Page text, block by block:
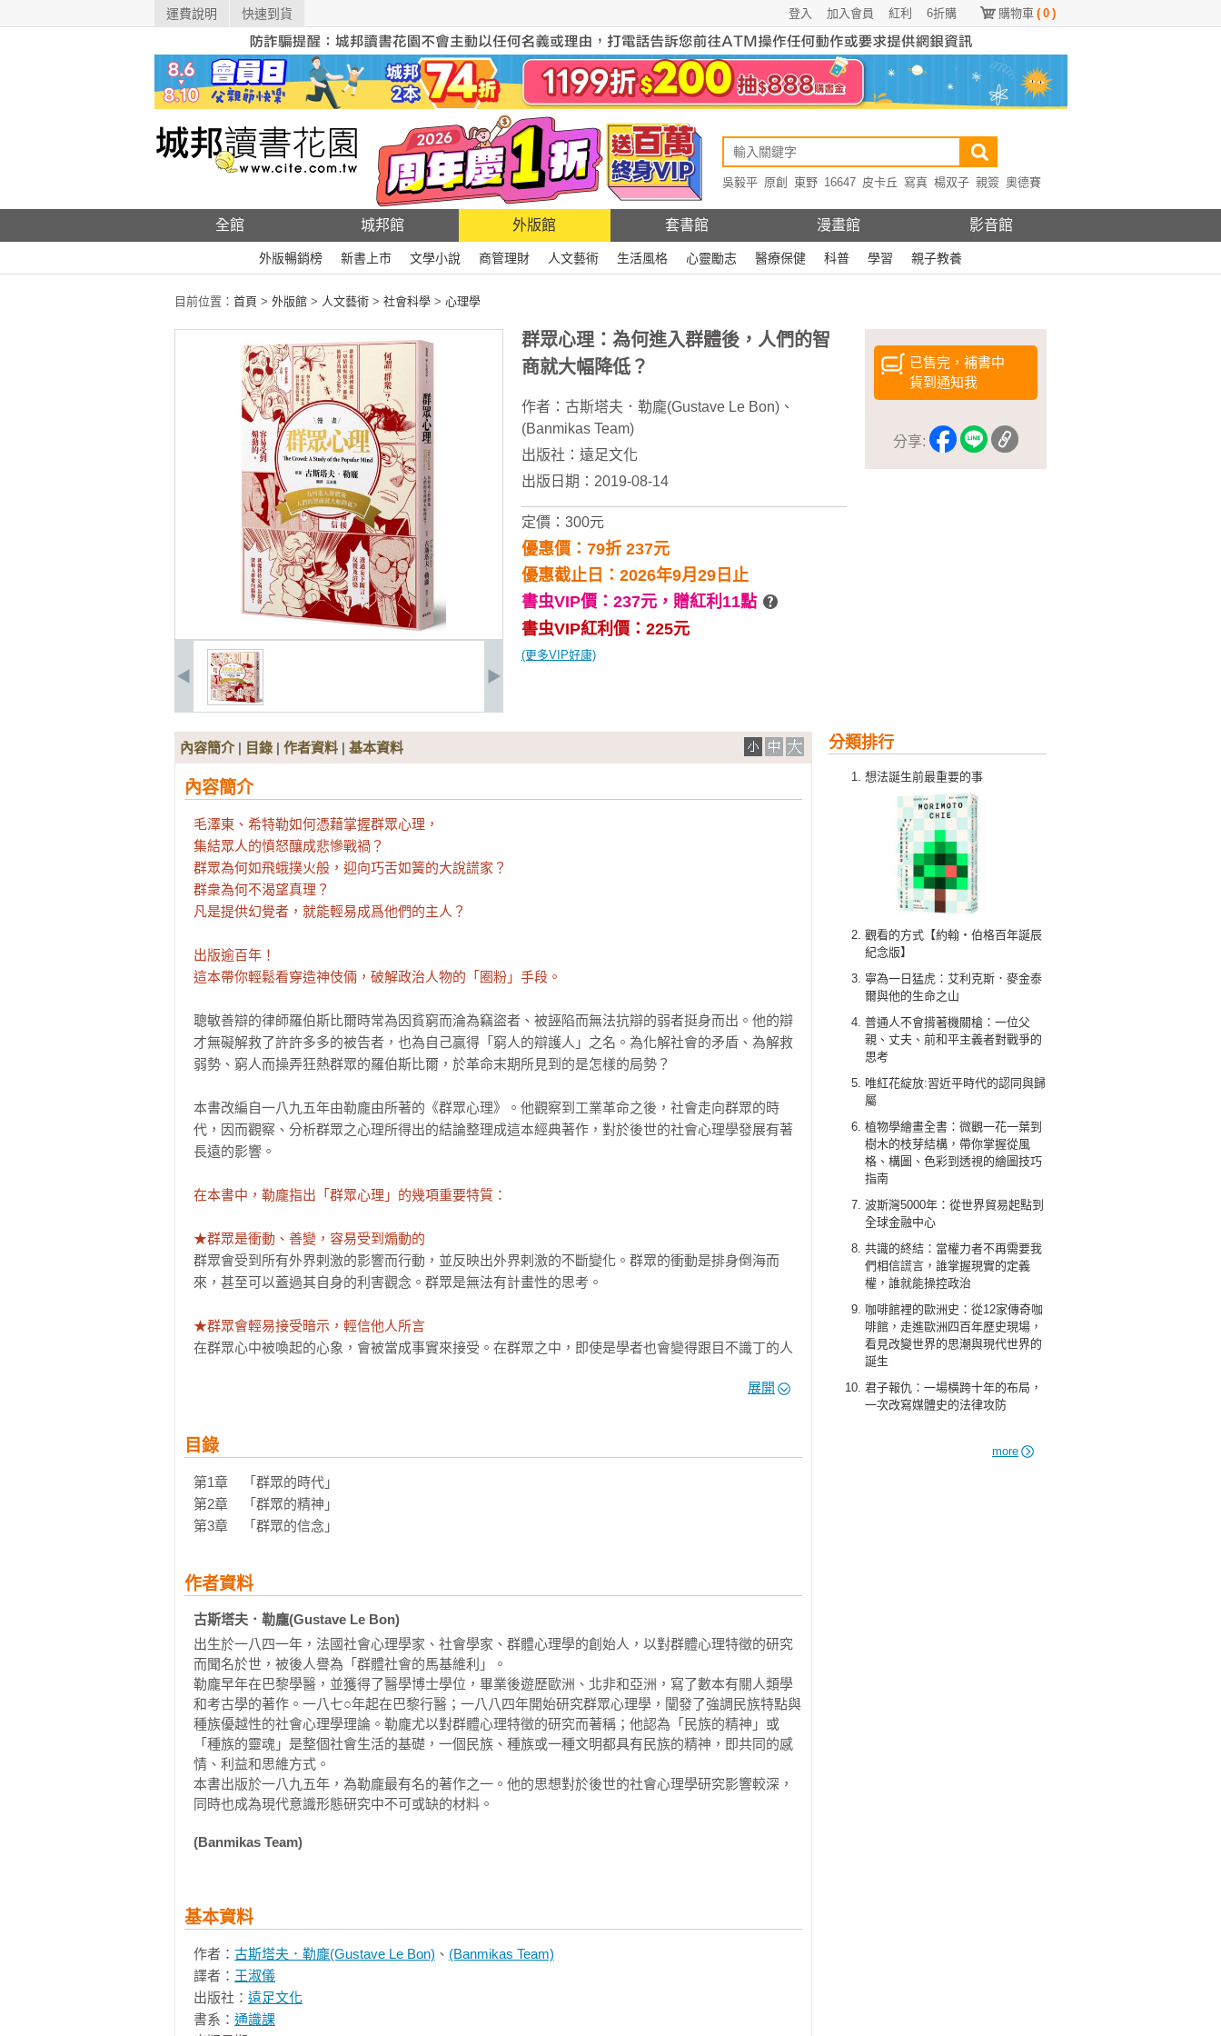
運費說明 快速到貨 購物車 ( 0 )
6折購
紅利
加入會員
登入
吳毅平 原創 東野 16647 皮卡丘 寫真 楊双子 親簽 奧德賽
全館 城邦館 外版館 套書館 漫畫館 影音館
外版暢銷榜 新書上市 文學小說 商管理財 人文藝術 生活風格 心靈勵志 醫療保健 科普 學習 親子教養
目前位置： 首頁 > 外版館 > 人文藝術 > 社會科學 > 心理學
已售完，補書中
貨到通知我
分享:
群眾心理：為何進入群體後，人們的智
商就大幅降低？
作者： 古斯塔夫．勒龐(Gustave Le Bon) 、
(Banmikas Team)
出版社： 遠足文化
出版日期：2019-08-14
定價：300元
優惠價：79折 237元
優惠截止日：2026年9月29日止
書虫VIP價：237元， 贈紅利11點
書虫VIP紅利價：225元
(更多VIP好康)
分類排行
想法誕生前最重要的事
觀看的方式【約翰‧伯格百年誕辰
紀念版】
寧為一日猛虎：艾利克斯．麥金泰
爾與他的生命之山
普通人不會揹著機關槍：一位父
親、丈夫、前和平主義者對戰爭的
思考
唯紅花綻放:習近平時代的認同與歸
屬
植物學繪畫全書：微觀一花一葉到
樹木的枝芽結構，帶你掌握從風
格、構圖、色彩到透視的繪圖技巧
指南
波斯灣5000年：從世界貿易起點到
全球金融中心
共識的終結：當權力者不再需要我
們相信謊言，誰掌握現實的定義
權，誰就能操控政治
咖啡館裡的歐洲史：從12家傳奇咖
啡館，走進歐洲四百年歷史現場，
看見改變世界的思潮與現代世界的
誕生
君子報仇：一場橫跨十年的布局，
一次改寫媒體史的法律攻防
more
內容簡介| 目錄 | 作者資料 | 基本資料
內容簡介
毛澤東、希特勒如何憑藉掌握群眾心理，
集結眾人的憤怒釀成悲慘戰禍？
群眾為何如飛蛾撲火般，迎向巧舌如簧的大說謊家？
群衆為何不渴望真理？
凡是提供幻覺者，就能輕易成爲他們的主人？
出版逾百年！
這本帶你輕鬆看穿造神伎倆，破解政治人物的「圈粉」手段。
聰敏善辯的律師羅伯斯比爾時常為因貧窮而淪為竊盜者、被誣陷而無法抗辯的弱者挺身而出。他的辯
才無礙解救了許許多多的被告者，也為自己贏得「窮人的辯護人」之名。為化解社會的矛盾、為解救
弱勢、窮人而操弄狂熱群眾的羅伯斯比爾，於革命末期所見到的是怎樣的局勢？
本書改編自一八九五年由勒龐由所著的《群眾心理》。他觀察到工業革命之後，社會走向群眾的時
代，因而觀察、分析群眾之心理所得出的結論整理成這本經典著作，對於後世的社會心理學發展有著
長遠的影響。
在本書中，勒龐指出「群眾心理」的幾項重要特質：
★群眾是衝動、善變，容易受到煽動的
群眾會受到所有外界剌激的影響而行動，並反映出外界剌激的不斷變化。群眾的衝動是排身倒海而
來，甚至可以蓋過其自身的利害觀念。群眾是無法有計畫性的思考。
★群眾會輕易接受暗示，輕信他人所言
在群眾心中被喚起的心象，會被當成事實來接受。在群眾之中，即使是學者也會變得跟目不識丁的人
群眾會無法感受到疑惑、不安，會不斷地從極端走向極端。
即便本書出版逾百年，但對照今日世界各地的政治動員手段、政治人物層出不窮的造神伎倆，彼此仍
有跨越時空的超高相似度。此外，早在十九世紀，勒龐就已指出「妄下斷言、反覆及渲染」是有心人
士欲將其思想或信念深植到群眾腦海的主要手法。
手段；接下來，透過反覆，不斷重複的事情會被刻印在無意識的最深處；最後，渲染能將某種斷定的
言論不斷反覆使用，形塑出意見的趨勢，即可產生強力的感染作用，在群眾之間發生影響。
如果你對光怪陸離的「O粉現象」感到迷惑不解；如果你希望身處不同陣營政治人物的彼此叫囂聲中，
仍能保持清明的思緒；本書將是你最好的閱讀選擇。
本書特色：
★    看漫畫一口氣讀完必知的人類智慧，輕鬆理解四千年文明！
★    日本講談社暢銷漫畫學術文庫，台灣隆重登場
★    解析生物群體本能性向最高權力者屈服的秘密
展開
目錄
第1章    「群眾的時代」
第2章    「群眾的精神」
第3章    「群眾的信念」
作者資料
古斯塔夫．勒龐(Gustave Le Bon)
出生於一八四一年，法國社會心理學家、社會學家、群體心理學的創始人，以對群體心理特徵的研究
而聞名於世，被後人譽為「群體社會的馬基維利」。
勒龐早年在巴黎學醫，並獲得了醫學博士學位，畢業後遊歷歐洲、北非和亞洲，寫了數本有關人類學
和考古學的著作。一八七○年起在巴黎行醫；一八八四年開始研究群眾心理學，闡發了強調民族特點與
種族優越性的社會心理學理論。勒龐尤以對群體心理特徵的研究而著稱；他認為「民族的精神」或
「種族的靈魂」是整個社會生活的基礎，一個民族、種族或一種文明都具有民族的精神，即共同的感
情、利益和思維方式。
本書出版於一八九五年，為勒龐最有名的著作之一。他的思想對於後世的社會心理學研究影響較深，
同時也成為現代意識形態研究中不可或缺的材料。
(Banmikas Team)
基本資料
作者： 古斯塔夫．勒龐(Gustave Le Bon) 、 (Banmikas Team)
譯者： 王淑儀
出版社： 遠足文化
書系： 通識課